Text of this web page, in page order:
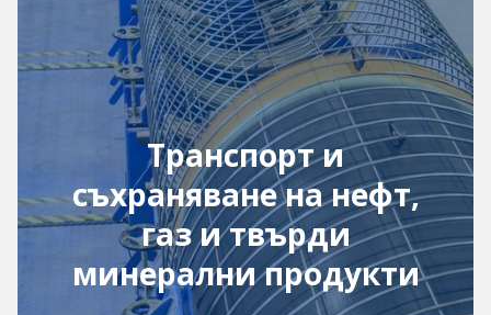
Транспорт и
съхраняване на нефт,
газ и твърди
минерални продукти